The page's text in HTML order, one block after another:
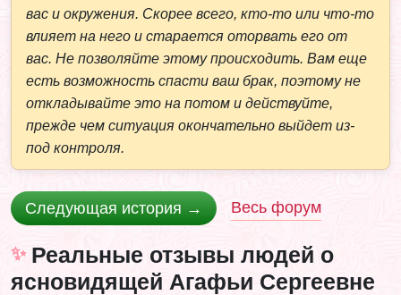
вас и окружения. Скорее всего, кто-то или что-то
влияет на него и старается оторвать его от
вас. Не позволяйте этому происходить. Вам еще
есть возможность спасти ваш брак, поэтому не
откладывайте это на потом и действуйте,
прежде чем ситуация окончательно выйдет из-
под контроля.
Следующая история → Весь форум
Реальные отзывы людей о
ясновидящей Агафьи Сергеевне